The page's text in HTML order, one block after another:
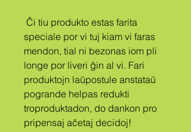
speciale por vi tuj kiam vi faras
mendon, tial ni bezonas iom pli
longe por liveri ĝin al vi. Fari
produktojn laŭpostule anstataŭ
pogrande helpas redukti
troproduktadon, do dankon pro
pripensaj aĉetaj decidoj!